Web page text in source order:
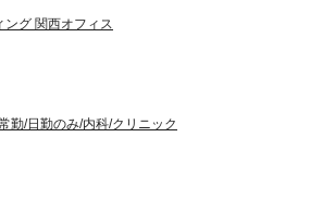
グ 関西オフィス
勤/日勤のみ/内科/クリニック